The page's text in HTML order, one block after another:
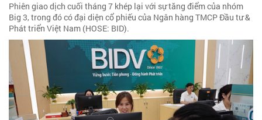
Phiên giao dịch cuối tháng 7 khép lại với sự tăng điểm của nhóm
Big 3, trong đó có đại diện cổ phiếu của Ngân hàng TMCP Đầu tư &
Phát triển Việt Nam (HOSE: BID).